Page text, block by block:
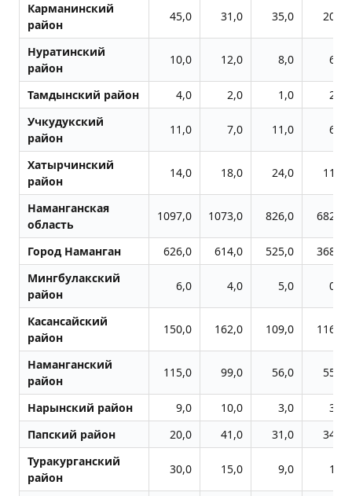
Карманинский
район
45,0 31,0 35,0 20,0
Нуратинский
район
10,0 12,0 8,0 6,0
Тамдынский район 4,0 2,0 1,0
2,0
Учкудукский
район
11,0 7,0 11,0 6,0
Хатырчинский
район
14,0 18,0 24,0 11,0
Наманганская
область
1097,0 1073,0 826,0 682,0
Город Наманган 626,0 614,0 525,0
368,0
Мингбулакский
район
6,0 4,0 5,0 0,0
Касансайский
район
150,0 162,0 109,0 116,0
Наманганский
район
115,0 99,0 56,0 55,0
Нарынский район 9,0 10,0 3,0
3,0
Папский район
20,0 41,0 31,0
34,0
Туракурганский
район
30,0 15,0 9,0 1,0